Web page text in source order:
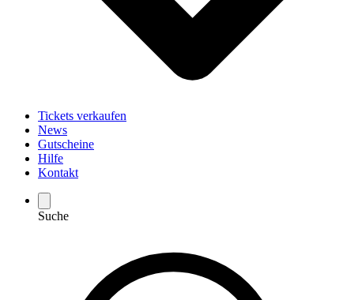
Tickets verkaufen
News
Gutscheine
Hilfe
Kontakt
Suche